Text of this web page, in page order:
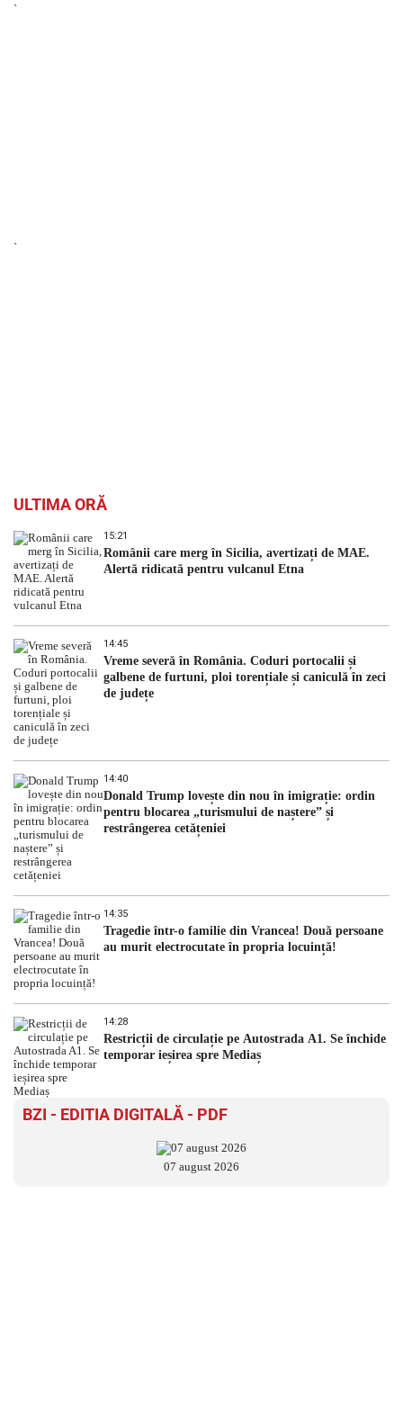
`
`
ULTIMA ORĂ
15:21
Românii care merg în Sicilia, avertizați de MAE.
Alertă ridicată pentru vulcanul Etna
14:45
Vreme severă în România. Coduri portocalii și
galbene de furtuni, ploi torențiale și caniculă în zeci
de județe
14:40
Donald Trump lovește din nou în imigrație: ordin
pentru blocarea „turismului de naștere” și
restrângerea cetățeniei
14:35
Tragedie într-o familie din Vrancea! Două persoane
au murit electrocutate în propria locuință!
14:28
Restricții de circulație pe Autostrada A1. Se închide
temporar ieșirea spre Mediaș
BZI - EDITIA DIGITALĂ - PDF
07 august 2026